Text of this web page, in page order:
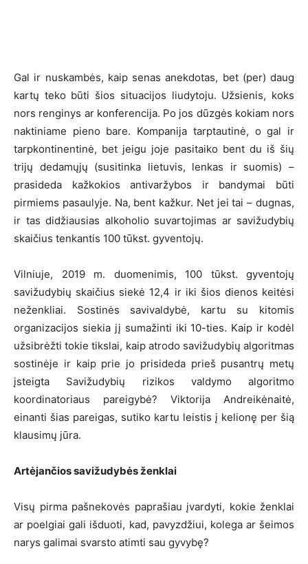
Gal ir nuskambės, kaip senas anekdotas, bet (per) daug
kartų teko būti šios situacijos liudytoju. Užsienis, koks
nors renginys ar konferencija. Po jos dūzgės kokiam nors
naktiniame pieno bare. Kompanija tarptautinė, o gal ir
tarpkontinentinė, bet jeigu joje pasitaiko bent du iš šių
trijų dedamųjų (susitinka lietuvis, lenkas ir suomis) –
prasideda kažkokios antivaržybos ir bandymai būti
pirmiems pasaulyje. Na, bent kažkur. Net jei tai – dugnas,
ir tas didžiausias alkoholio suvartojimas ar savižudybių
skaičius tenkantis 100 tūkst. gyventojų.
Vilniuje, 2019 m. duomenimis, 100 tūkst. gyventojų
savižudybių skaičius siekė 12,4 ir iki šios dienos keitėsi
neženkliai. Sostinės savivaldybė, kartu su kitomis
organizacijos siekia jį sumažinti iki 10-ties. Kaip ir kodėl
užsibrėžti tokie tikslai, kaip atrodo savižudybių algoritmas
sostinėje ir kaip prie jo prisideda prieš pusantrų metų
įsteigta Savižudybių rizikos valdymo algoritmo
koordinatoriaus pareigybė? Viktorija Andreikėnaitė,
einanti šias pareigas, sutiko kartu leistis į kelionę per šią
klausimų jūra.
Artėjančios savižudybės ženklai
Visų pirma pašnekovės paprašiau įvardyti, kokie ženklai
ar poelgiai gali išduoti, kad, pavyzdžiui, kolega ar šeimos
narys galimai svarsto atimti sau gyvybę?